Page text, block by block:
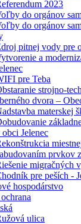
2023
do orgánov
do orgánov
pitnej vody pre
a
pre Teba
strojno-
dvora –
materskej
obci Jelenec
prvkov
migračných
pre peších -
hospodárstvo
ulica